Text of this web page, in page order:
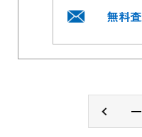
無料